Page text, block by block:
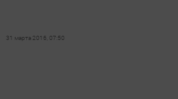
31 марта 2016, 07:50